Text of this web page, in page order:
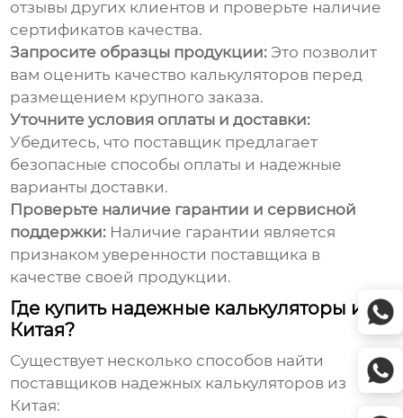
отзывы других клиентов и проверьте наличие
сертификатов качества.
Запросите образцы продукции: Это позволит
вам оценить качество калькуляторов перед
размещением крупного заказа.
Уточните условия оплаты и доставки:
Убедитесь, что поставщик предлагает
безопасные способы оплаты и надежные
варианты доставки.
Проверьте наличие гарантии и сервисной
поддержки: Наличие гарантии является
признаком уверенности поставщика в
качестве своей продукции.
Где купить надежные калькуляторы из
Китая?
Существует несколько способов найти
поставщиков надежных калькуляторов из
Китая: